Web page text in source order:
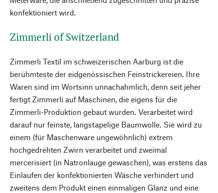
konfektioniert wird.
Zimmerli of Switzerland
Zimmerli Textil im schweizerischen Aarburg ist die
berühmteste der eidgenössischen Feinstrickereien. Ihre
Waren sind im Wortsinn unnachahmlich, denn seit jeher
fertigt Zimmerli auf Maschinen, die eigens für die
Zimmerli-Produktion gebaut wurden. Verarbeitet wird
darauf nur feinste, langstapelige Baumwolle. Sie wird zu
einem (für Maschenware ungewöhnlich) extrem
hochgedrehten Zwirn verarbeitet und zweimal
mercerisiert (in Natronlauge gewaschen), was erstens das
Einlaufen der konfektionierten Wäsche verhindert und
zweitens dem Produkt einen einmaligen Glanz und eine